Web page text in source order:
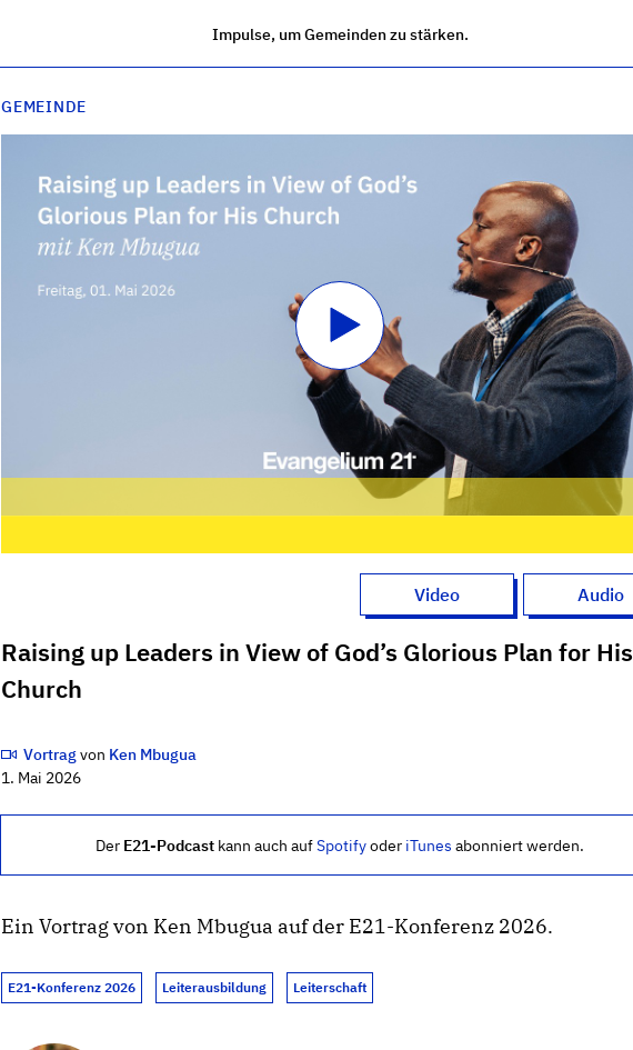
Impulse, um Gemeinden zu stärken.
GEMEINDE
Video Audio
Raising up Leaders in View of God’s Glorious Plan for His
Church
Vortragvon Ken Mbugua
1. Mai 2026
Der E21-Podcast kann auch aufSpotifyoder iTunes abonniert werden.
Ein Vortrag von Ken Mbugua auf der E21-Konferenz 2026.
E21-Konferenz 2026 Leiterausbildung Leiterschaft